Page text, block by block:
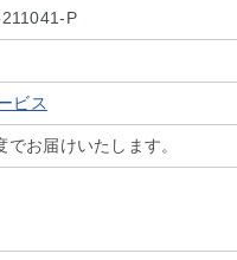
P
ビス
お届けいたします。